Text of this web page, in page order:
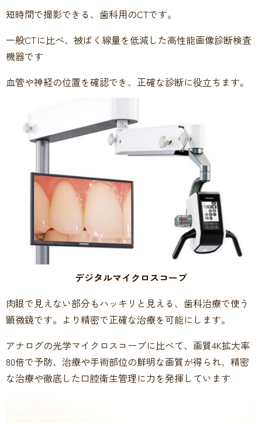
短時間で撮影できる、歯科用のCTです。
一般CTに比べ、被ばく線量を低減した高性能画像診断検査
機器です
血管や神経の位置を確認でき、正確な診断に役立ちます。
デジタルマイクロスコープ
肉眼で見えない部分もハッキリと見える、歯科治療で使う
顕微鏡です。より精密で正確な治療を可能にします。
アナログの光学マイクロスコープに比べて、画質4K拡大率
80倍で予防、治療や手術部位の鮮明な画質が得られ、精密
な治療や徹底した口腔衛生管理に力を発揮しています